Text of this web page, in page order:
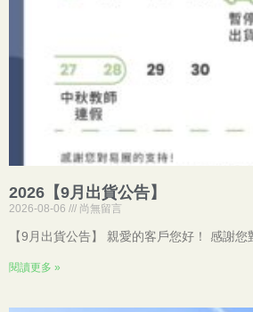
2026【9月出貨公告】
2026-08-06 尚無留言
【9月出貨公告】 親愛的客戶您好！ 感謝您
閱讀更多 »